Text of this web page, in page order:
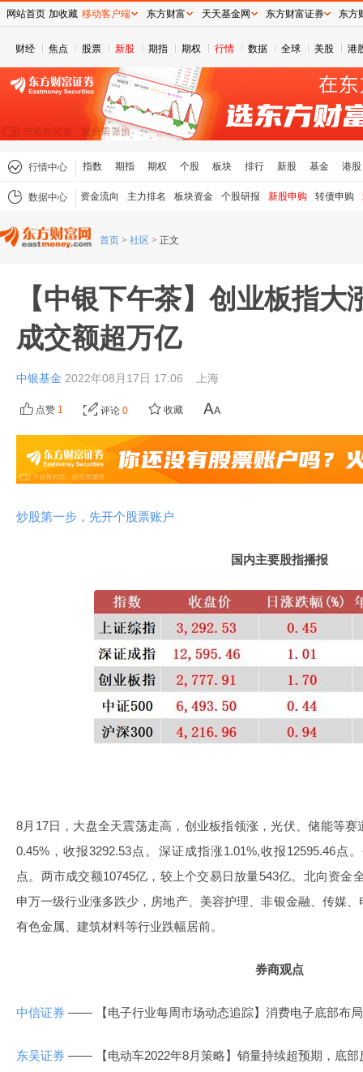
财经 焦点 股票 新股 期指 期权 行情 数据 全球 美股 港
行情中心 指数 期指 期权 个股 板块 排行 新股 基金 港股
数据中心 资金流向 主力排名 板块资金 个股研报 新股申购 转债申购
首页 > 社区 > 正文
【中银下午茶】创业板指大
成交额超万亿
中银基金 2022年08月17日 17:06 上海
点赞 1 评论 0 收藏
炒股第一步，先开个股票账户
国内主要股指播报
8月17日，大盘全天震荡走高，创业板指领涨，光伏、储能等
0.45%，收报3292.53点。深证成指涨1.01%,收报12595.46点
点。两市成交额10745亿，较上个交易日放量543亿。北向资金
申万一级行业涨多跌少，房地产、美容护理、非银金融、传媒
有色金属、建筑材料等行业跌幅居前。
券商观点
中信证券 —— 【电子行业每周市场动态追踪】消费电子底部布
东吴证券 —— 【电动车2022年8月策略】销量持续超预期，底部
网站首页 加收藏 移动客户端 东方财富 天天基金网 东方财富证券 东方